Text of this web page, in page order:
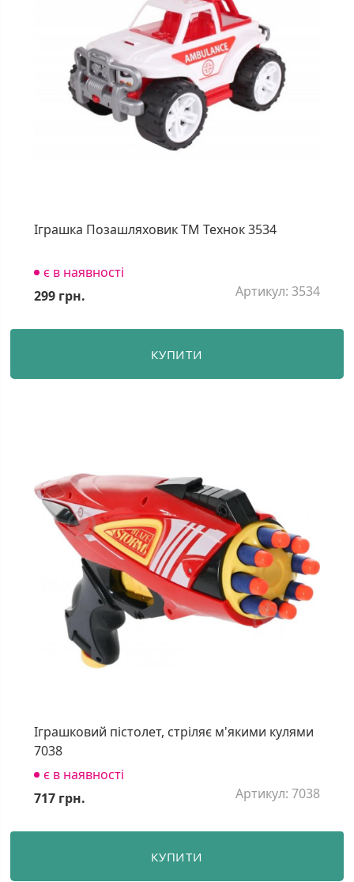
Іграшка Позашляховик ТМ Технок 3534
є в наявності
Артикул: 3534
299 грн.
КУПИТИ
Іграшковий пістолет, стріляє м'якими кулями
7038
є в наявності
Артикул: 7038
717 грн.
КУПИТИ